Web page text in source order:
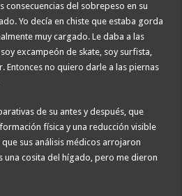
consecuencias del sobrepeso en su
Yo decía en chiste que estaba gorda
muy cargado. Le daba a las
excampeón de skate, soy surfista,
Entonces no quiero darle a las piernas
de su antes y después, que
física y una reducción visible
sus análisis médicos arrojaron
una cosita del hígado, pero me dieron